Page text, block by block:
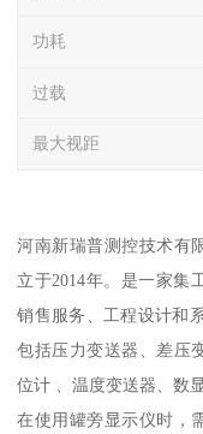
功耗
过载
最大视距
河南新瑞普测控技术有
立于2014年。是一家集
销售服务、工程设计和
包括压力变送器、差压
位计 、温度变送器、数
在使用罐旁显示仪时，